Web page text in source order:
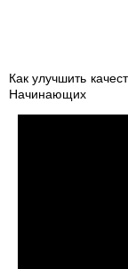
Как улучшить
Начинающих